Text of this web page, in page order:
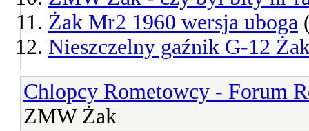
Żak Mr2 1960 wersja uboga
Nieszczelny gaźnik G-12
Chlopcy Rometowcy - Forum
ZMW Żak